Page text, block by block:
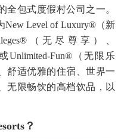
全包式度假村公司之一。
Level of Luxury®（新
（无尽尊享）、
Unlimited-Fun®（无限乐
舒适优雅的住宿、世界一
无限畅饮的高档饮品，以
？